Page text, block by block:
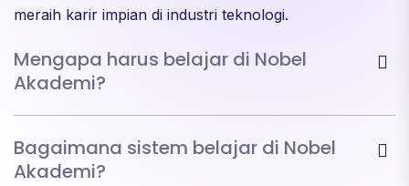
meraih karir impian di industri teknologi.
Mengapa harus belajar di Nobel
Akademi?
Bagaimana sistem belajar di Nobel
Akademi?